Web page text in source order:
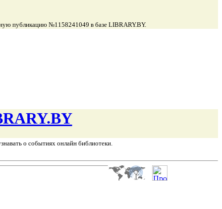
публикацию №1158241049 в базе LIBRARY.BY.
о событиях онлайн библиотеки.